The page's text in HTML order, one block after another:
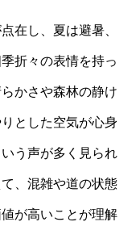
在し、夏は避暑、
折々の表情を持っ
かさや森林の静け
とした空気が心身
う声が多く見られ
、混雑や道の状態
が高いことが理解